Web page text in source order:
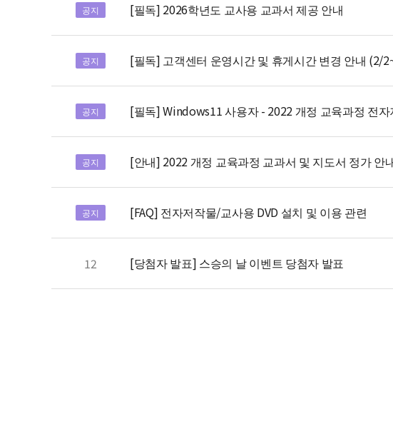
공지 [필독] 2026학년도 교사용 교과서 제공 안내
공지 [필독] 고객센터 운영시간 및 휴게시간 변경 안내 (2/
공지 [필독] Windows11 사용자 - 2022 개정 교육과정 전
공지 [안내] 2022 개정 교육과정 교과서 및 지도서 정가 안
공지 [FAQ] 전자저작물/교사용 DVD 설치 및 이용 관련
12 [당첨자 발표] 스승의 날 이벤트 당첨자 발표